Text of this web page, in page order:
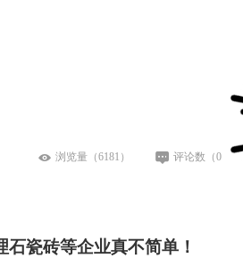
浏览量（6181） 评论数（0）
瓷砖等企业真不简单！